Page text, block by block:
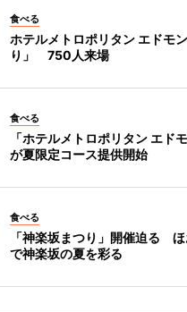
食べる
ホテルメトロポリタン エドモ
り」 750人来場
食べる
「ホテルメトロポリタン エド
が夏限定コース提供開始
食べる
「神楽坂まつり」開催迫る
で神楽坂の夏を彩る